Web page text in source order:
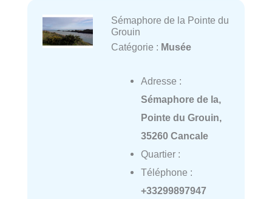
Sémaphore de la Pointe du
Grouin
Catégorie : Musée
Adresse :
Sémaphore de la,
Pointe du Grouin,
35260 Cancale
Quartier :
Téléphone :
+33299897947